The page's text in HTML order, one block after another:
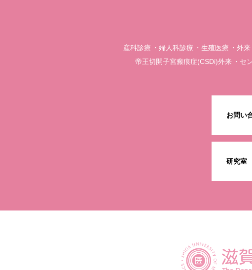
産科診療 婦人科診療 生殖医療 外来
帝王切開子宮瘢痕症(CSDi)外来
セ
お問い
研究室